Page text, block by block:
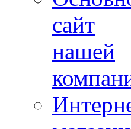
сайт
нашей